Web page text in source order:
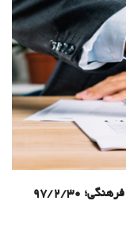
97/2/30